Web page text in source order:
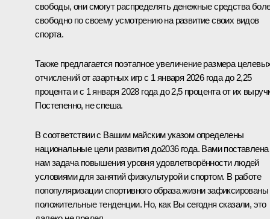
свободы, они смогут распределять денежные средства
свободно по своему усмотрению на развитие своих видов
спорта.
Также предлагается поэтапное увеличение размера
отчислений от азартных игр с 1 января 2026 года до 2,25
процента и с 1 января 2028 года до 2,5 процента от их
Постепенно, не спеша.
В соответствии с Вашим майским указом определены
национальные цели развития до2036 года. Вами поставлена
нам задача повышения уровня удовлетворённости людей
условиями для занятий физкультурой и спортом. В работе
попопуляризации спортивного образа жизни зафиксированы
положительные тенденции. Но, как Вы сегодня сказали, это